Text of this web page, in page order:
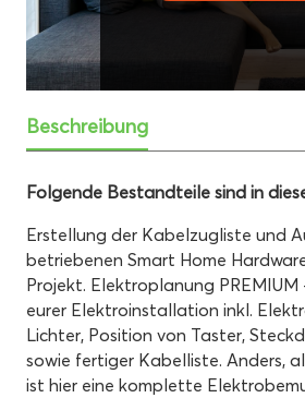
Beschreibung
Folgende Bestandteile sind in
Erstellung der Kabelzugliste und
betriebenen Smart Home
Projekt. Elektroplanung PREMIUM
eurer Elektroinstallation inkl.
Lichter, Position von Taster,
sowie fertiger Kabelliste. Anders,
ist hier eine komplette